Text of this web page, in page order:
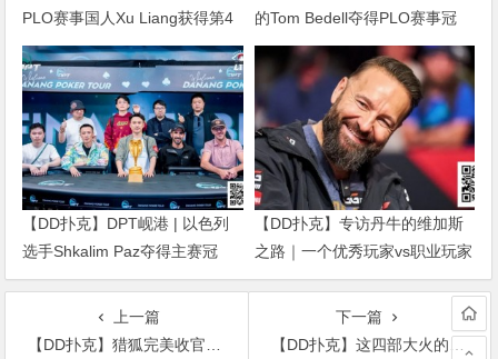
PLO赛事国人Xu Liang获得第4
名，匈牙利Gergo Nagy夺冠
的Tom Bedell夺得PLO赛事冠
军，国人Shi Ning Dan获亚军
【DD扑克】DPT岘港 | 以色列
选手Shkalim Paz夺得主赛冠
军，“小火炉” 卢梓杰斩获季军
【DD扑克】专访丹牛的维加斯
之路｜一个优秀玩家vs职业玩家
的「最大差距」是什么？
上一篇
【DD扑克】猎狐完美收官反派遭到法律的制裁，3对情侣迎来美好的结局
下一篇
【DD扑克】这四部大火的电视剧，口碑和收视率双丰收你看过吗？